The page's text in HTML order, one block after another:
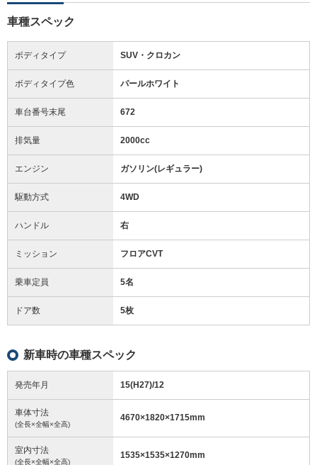
車種スペック
ボディタイプ SUV・クロカン
ボディタイプ色 パールホワイト
車台番号末尾 672
排気量 2000cc
エンジン ガソリン(レギュラー)
駆動方式 4WD
ハンドル 右
ミッション フロアCVT
乗車定員 5名
ドア数 5枚
新車時の車種スペック
発売年月 15(H27)/12
車体寸法
(全長×全幅×全高)
4670×1820×1715mm
室内寸法
(全長×全幅×全高)
1535×1535×1270mm